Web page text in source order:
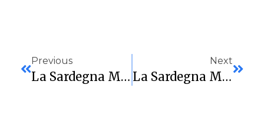
Previous
La Sardegna Marmi Cagliari A Moncalieri Per Riprendere A Correre
Next
La Sardegna Marmi In Casa Contro Le Foxes Per Ritrovare Il Sorriso